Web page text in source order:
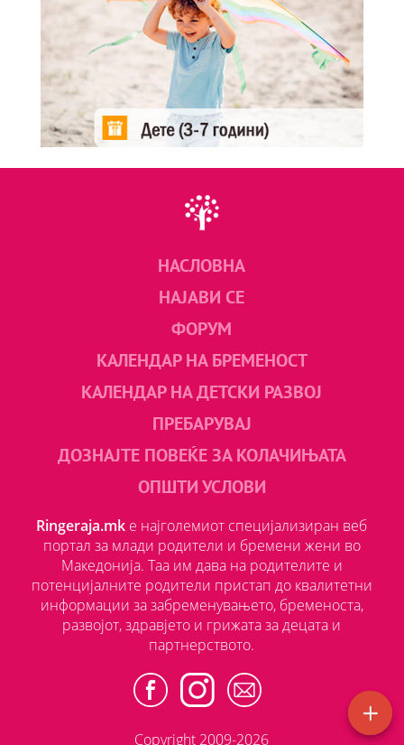
НАСЛОВНА
НАЈАВИ СЕ
ФОРУМ
КАЛЕНДАР НА БРЕМЕНОСТ
КАЛЕНДАР НА ДЕТСКИ РАЗВОЈ
ПРЕБАРУВАЈ
ДОЗНАЈТЕ ПОВЕЌЕ ЗА КОЛАЧИЊАТА
ОПШТИ УСЛОВИ
Ringeraja.mk е најголемиот специјализиран веб
портал за млади родители и бремени жени во
Македонија. Таа им дава на родителите и
потенцијалните родители пристап до квалитетни
информации за забременувањето, бременоста,
развојот, здравјето и грижата за децата и
партнерството.
Copyright 2009-2026